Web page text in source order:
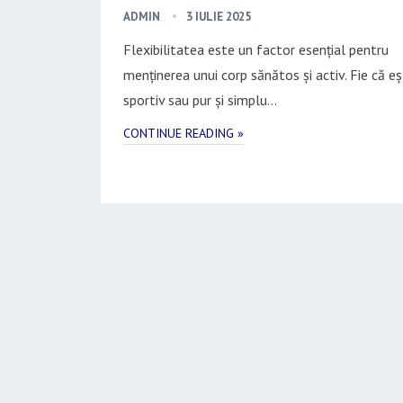
ADMIN 3 IULIE 2025
Flexibilitatea este un factor esențial pentru
menținerea unui corp sănătos și activ. Fie că
sportiv sau pur și simplu…
CONTINUE READING »